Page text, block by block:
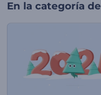
En la categoría de